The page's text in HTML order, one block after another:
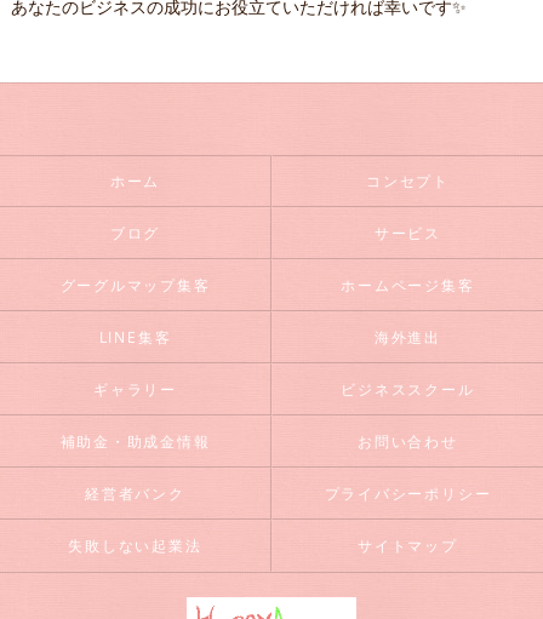
あなたのビジネスの成功にお役立ていただければ幸いです✨
ホーム コンセプト
ブログ サービス
グーグルマップ集客 ホームページ集客
LINE集客 海外進出
ギャラリー ビジネススクール
補助金・助成金情報 お問い合わせ
経営者バンク プライバシーポリシー
失敗しない起業法 サイトマップ